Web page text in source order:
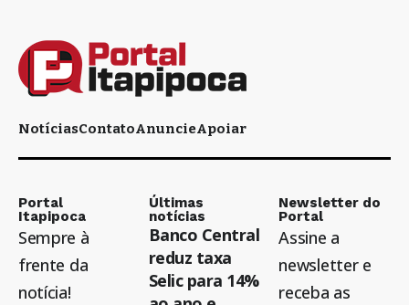
NotíciasContatoAnuncieApoiar
Portal
Itapipoca
Sempre à
frente da
notícia!
Últimas
notícias
Banco Central
reduz taxa
Selic para 14%
Newsletter do
Portal
Assine a
newsletter e
receba as